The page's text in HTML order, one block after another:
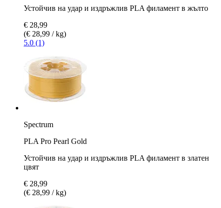
Устойчив на удар и издръжлив PLA филамент в жълто
€ 28,99
(€ 28,99 / kg)
5.0 (1)
Spectrum
PLA Pro Pearl Gold
Устойчив на удар и издръжлив PLA филамент в златен
цвят
€ 28,99
(€ 28,99 / kg)